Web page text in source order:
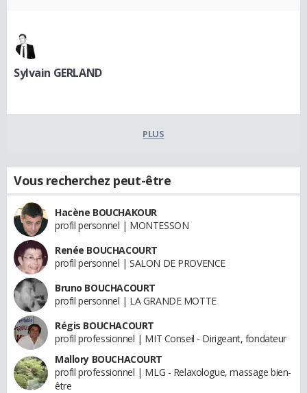
Sylvain GERLAND
PLUS
Vous recherchez peut-être
Hacène BOUCHAKOUR
profil personnel | MONTESSON
Renée BOUCHACOURT
profil personnel | SALON DE PROVENCE
Bruno BOUCHACOURT
profil personnel | LA GRANDE MOTTE
Régis BOUCHACOURT
profil professionnel | MIT Conseil - Dirigeant, fondateur
Mallory BOUCHACOURT
profil professionnel | MLG - Relaxologue, massage bien-
être